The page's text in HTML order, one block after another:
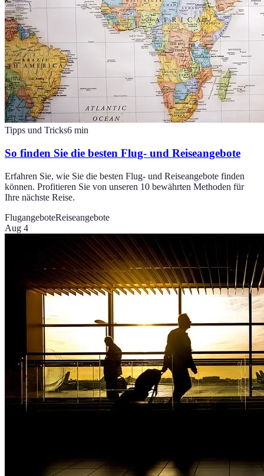
Tipps und Tricks6 min
So finden Sie die besten Flug- und Reiseangebote
Erfahren Sie, wie Sie die besten Flug- und Reiseangebote finden
können. Profitieren Sie von unseren 10 bewährten Methoden für
Ihre nächste Reise.
FlugangeboteReiseangebote
Aug 4